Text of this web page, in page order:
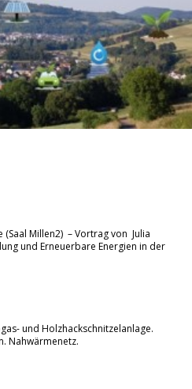
Millen2) – Vortrag von Julia
und Erneuerbare Energien in der
und Holzhackschnitzelanlage.
Nahwärmenetz.